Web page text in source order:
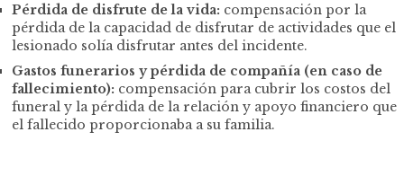
Pérdida de disfrute de la vida: compensación por la
pérdida de la capacidad de disfrutar de actividades que el
lesionado solía disfrutar antes del incidente.
Gastos funerarios y pérdida de compañía (en caso de
fallecimiento): compensación para cubrir los costos del
funeral y la pérdida de la relación y apoyo financiero que
el fallecido proporcionaba a su familia.